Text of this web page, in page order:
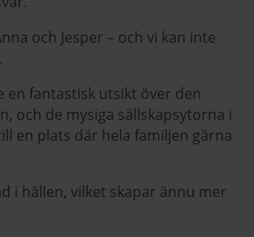
och Jesper – och vi kan inte
en fantastisk utsikt över den
och de mysiga sällskapsytorna i
en plats där hela familjen gärna
i hällen, vilket skapar ännu mer